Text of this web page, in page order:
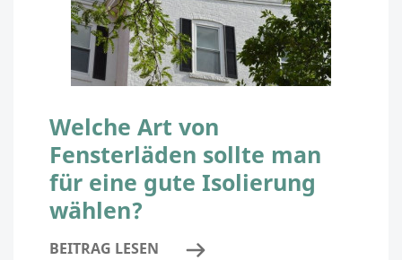
Welche Art von
Fensterläden sollte man
für eine gute Isolierung
wählen?
BEITRAG LESEN